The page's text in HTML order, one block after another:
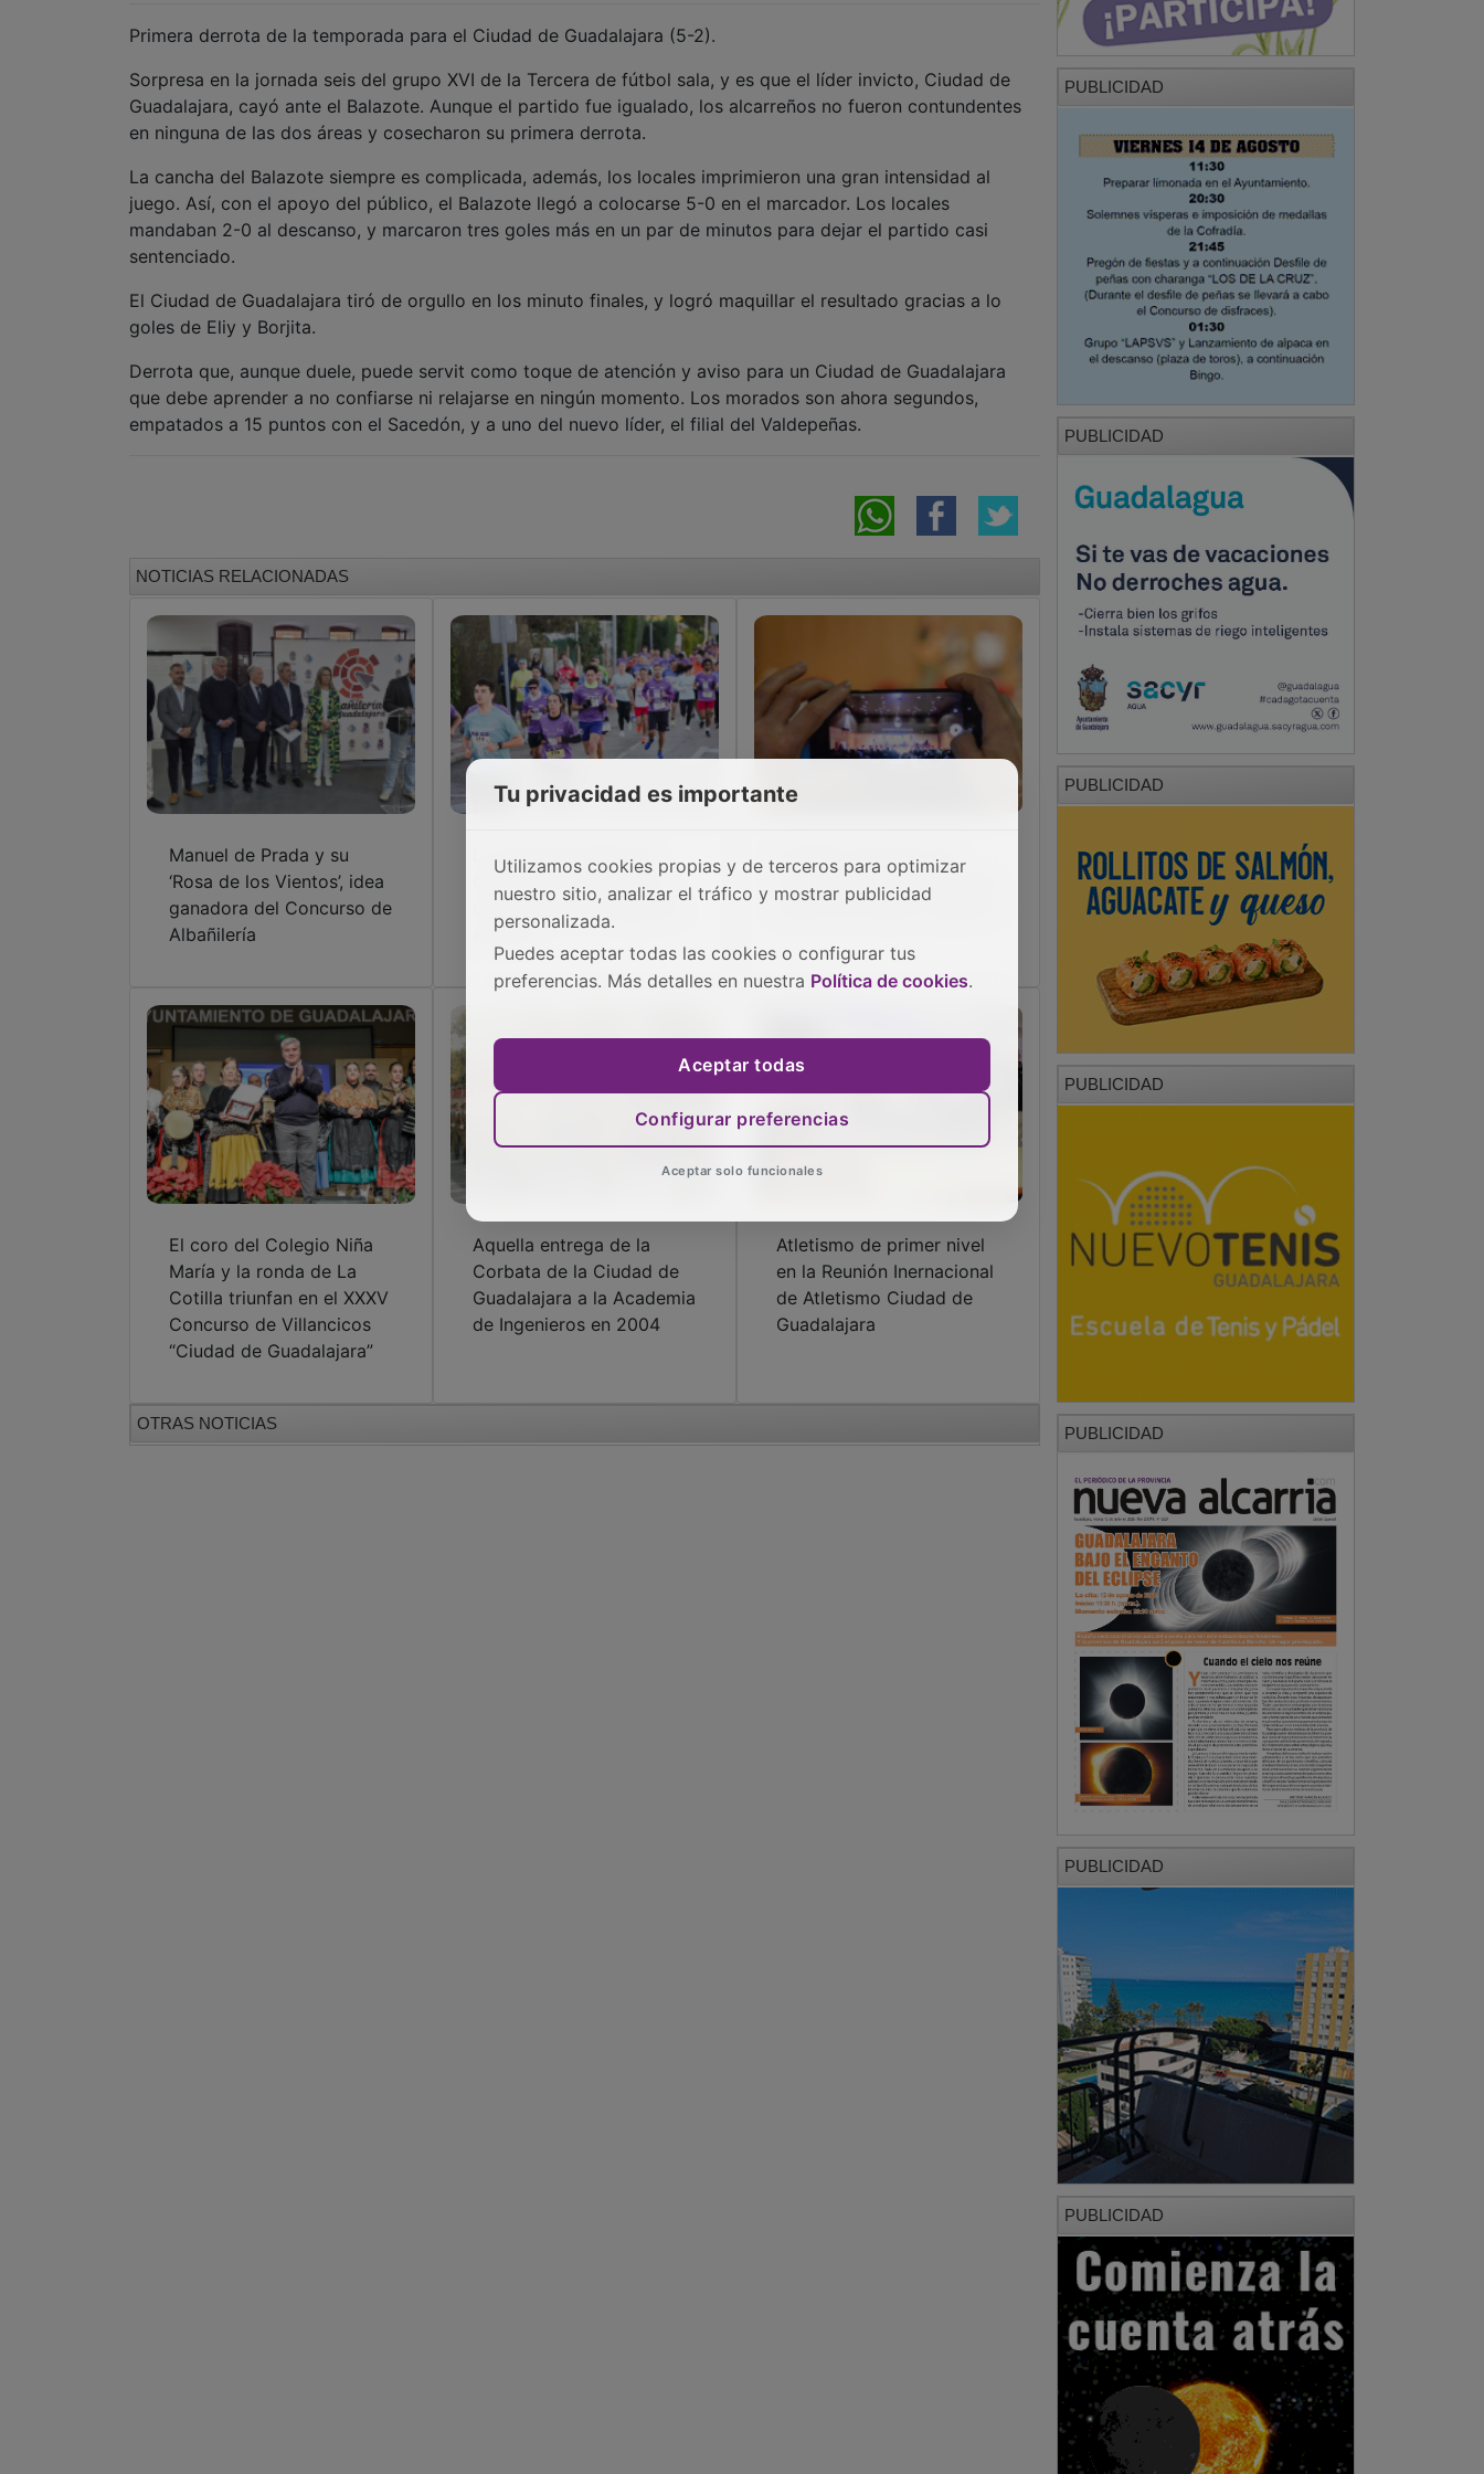
Primera derrota de la temporada para el Ciudad de Guadalajara (5-2).
Sorpresa en la jornada seis del grupo XVI de la Tercera de fútbol sala, y es que el líder invicto, Ciudad de
Guadalajara, cayó ante el Balazote. Aunque el partido fue igualado, los alcarreños no fueron contundentes
en ninguna de las dos áreas y cosecharon su primera derrota.
La cancha del Balazote siempre es complicada, además, los locales imprimieron una gran intensidad al
juego. Así, con el apoyo del público, el Balazote llegó a colocarse 5-0 en el marcador. Los locales
mandaban 2-0 al descanso, y marcaron tres goles más en un par de minutos para dejar el partido casi
sentenciado.
El Ciudad de Guadalajara tiró de orgullo en los minuto finales, y logró maquillar el resultado gracias a lo
goles de Eliy y Borjita.
Derrota que, aunque duele, puede servit como toque de atención y aviso para un Ciudad de Guadalajara
que debe aprender a no confiarse ni relajarse en ningún momento. Los morados son ahora segundos,
empatados a 15 puntos con el Sacedón, y a uno del nuevo líder, el filial del Valdepeñas.
NOTICIAS RELACIONADAS
Manuel de Prada y su
‘Rosa de los Vientos’, idea
ganadora del Concurso de
Albañilería
La Carrera Ciudad de
Guadalajara cambia de
ubicación en su segunda
edición
El XXXV Concurso de
Villancicos, bajo la mirada
atenta de nuestro objetivo
El coro del Colegio Niña
María y la ronda de La
Cotilla triunfan en el XXXV
Concurso de Villancicos
“Ciudad de Guadalajara”
Aquella entrega de la
Corbata de la Ciudad de
Guadalajara a la Academia
de Ingenieros en 2004
Atletismo de primer nivel
en la Reunión Inernacional
de Atletismo Ciudad de
Guadalajara
OTRAS NOTICIAS
PUBLICIDAD
PUBLICIDAD
PUBLICIDAD
PUBLICIDAD
PUBLICIDAD
PUBLICIDAD
PUBLICIDAD
Tu privacidad es importante
Utilizamos cookies propias y de terceros para optimizar
nuestro sitio, analizar el tráfico y mostrar publicidad
personalizada.
Puedes aceptar todas las cookies o configurar tus
preferencias. Más detalles en nuestra Política de cookies.
Aceptar todas
Configurar preferencias
Aceptar solo funcionales